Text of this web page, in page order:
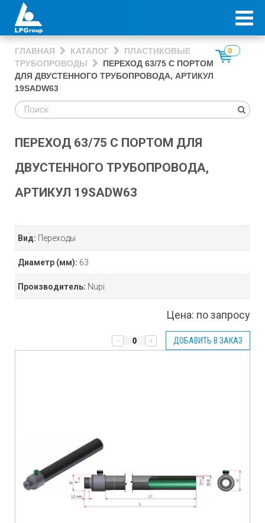
ГЛАВНАЯ КАТАЛОГ
ПЛАСТИКОВЫЕ
ТРУБОПРОВОДЫ
ПЕРЕХОД 63/75 С ПОРТОМ
ДЛЯ ДВУСТЕННОГО ТРУБОПРОВОДА, АРТИКУЛ
19SADW63
0
ПЕРЕХОД 63/75 С ПОРТОМ ДЛЯ
ДВУСТЕННОГО ТРУБОПРОВОДА,
АРТИКУЛ 19SADW63
Вид: Переходы
Диаметр (мм): 63
Производитель: Nupi
Цена: по запросу
ДОБАВИТЬ В ЗАКАЗ